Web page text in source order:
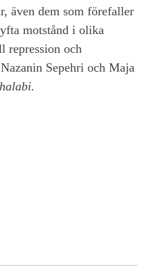
även dem som förefaller
motstånd i olika
repression och
Sepehri och Maja